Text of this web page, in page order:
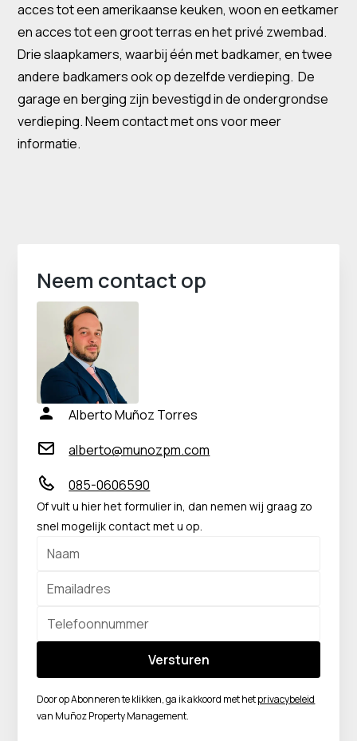
acces tot een amerikaanse keuken, woon en eetkamer
en acces tot een groot terras en het privé zwembad.
Drie slaapkamers, waarbij één met badkamer, en twee
andere badkamers ook op dezelfde verdieping. De
garage en berging zijn bevestigd in de ondergrondse
verdieping. Neem contact met ons voor meer
informatie.
Neem contact op
Alberto Muñoz Torres
alberto@munozpm.com
085-0606590
Of vult u hier het formulier in, dan nemen wij graag zo
snel mogelijk contact met u op.
Door op Abonneren te klikken, ga ik akkoord met hetprivacybeleid
van Muñoz Property Management.